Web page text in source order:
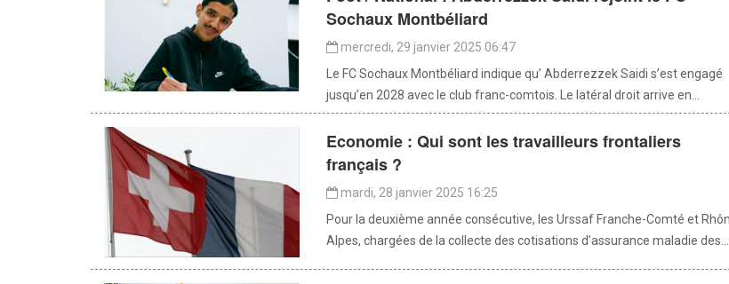
Sochaux Montbéliard
mercredi, 29 janvier 2025 06:47
Le FC Sochaux Montbéliard indique qu’ Abderrezzek Saidi s’est engagé
jusqu’en 2028 avec le club franc-comtois. Le latéral droit arrive en...
Economie : Qui sont les travailleurs frontaliers
français ?
mardi, 28 janvier 2025 16:25
Pour la deuxième année consécutive, les Urssaf Franche-Comté et
Alpes, chargées de la collecte des cotisations d’assurance maladie des...